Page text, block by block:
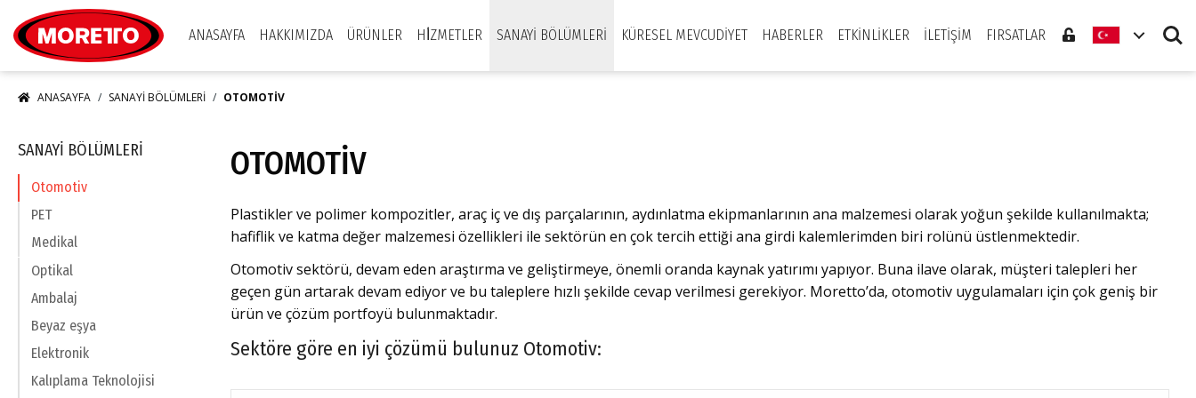
ANASAYFA
HAKKIMIZDA ÜRÜNLER HİZMETLER SANAYI BÖLÜMLERI KÜRESEL MEVCUDIYET HABERLER ETKINLIKLER İLETIŞIM FIRSATLAR Search
ANASAYFA SANAYI BÖLÜMLERI OTOMOTIV
OTOMOTIV
Plastikler ve polimer kompozitler, araç iç ve dış parçalarının, aydınlatma ekipmanlarının ana malzemesi olarak yoğun şekilde kullanılmakta;
hafiflik ve katma değer malzemesi özellikleri ile sektörün en çok tercih ettiği ana girdi kalemlerimden biri rolünü üstlenmektedir.
Otomotiv sektörü, devam eden araştırma ve geliştirmeye, önemli oranda kaynak yatırımı yapıyor. Buna ilave olarak, müşteri talepleri her
geçen gün artarak devam ediyor ve bu taleplere hızlı şekilde cevap verilmesi gerekiyor. Moretto’da, otomotiv uygulamaları için çok geniş bir
ürün ve çözüm portfoyü bulunmaktadır.
Sektöre göre en iyi çözümü bulunuz Otomotiv:
SANAYI BÖLÜMLERI
Otomotiv
PET
Medikal
Optikal
Ambalaj
Beyaz eşya
Elektronik
Kalıplama Teknolojisi